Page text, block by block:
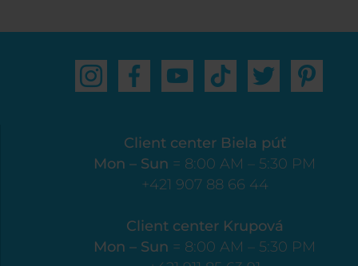
Client center Biela púť
Mon – Sun = 8:00 AM – 5:30 PM
+421 907 88 66 44
Client center Krupová
Mon – Sun = 8:00 AM – 5:30 PM